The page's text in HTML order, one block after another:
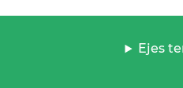
Ejes